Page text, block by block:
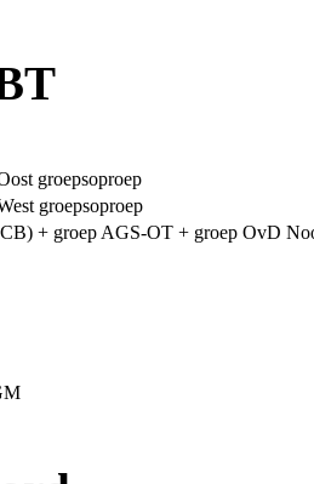
groepsoproep
groepsoproep
+ groep AGS-OT + groep OvD